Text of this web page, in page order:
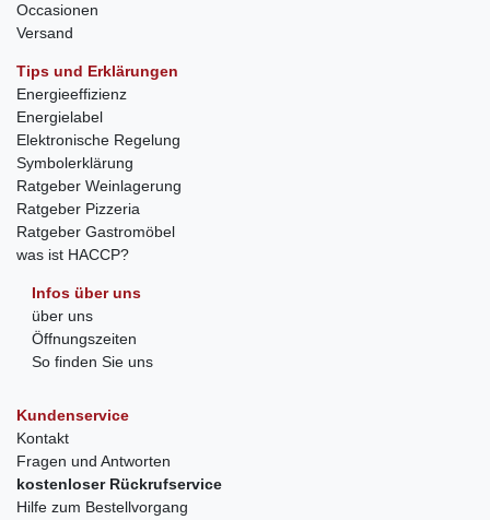
Occasionen
Versand
Tips und Erklärungen
Energieeffizienz
Energielabel
Elektronische Regelung
Symbolerklärung
Ratgeber Weinlagerung
Ratgeber Pizzeria
Ratgeber Gastromöbel
was ist HACCP?
Infos über uns
über uns
Öffnungszeiten
So finden Sie uns
Kundenservice
Kontakt
Fragen und Antworten
kostenloser Rückrufservice
Hilfe zum Bestellvorgang